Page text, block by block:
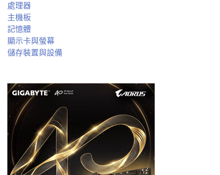
處理器
主機板
記憶體
顯示卡與螢幕
儲存裝置與設備